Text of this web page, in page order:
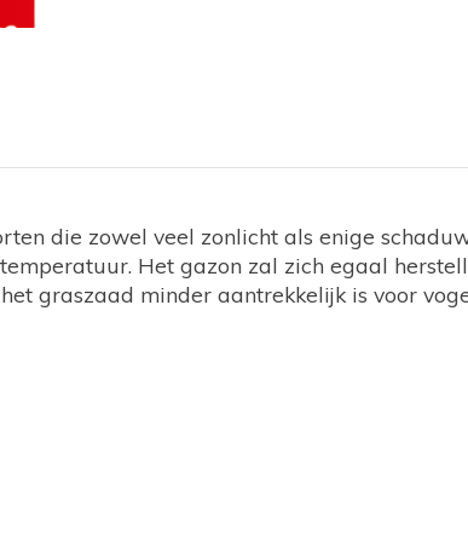
die zowel veel zonlicht als enige
Het gazon zal zich egaal
graszaad minder aantrekkelijk is voor